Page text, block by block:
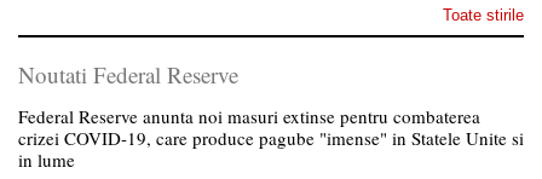
Toate stirile
Noutati Federal Reserve
Federal Reserve anunta noi masuri extinse pentru combaterea
crizei COVID-19, care produce pagube "imense" in Statele Unite si
in lume